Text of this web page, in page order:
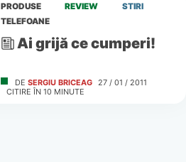
PRODUSE REVIEW
STIRI
TELEFOANE
Ai grijă ce cumperi!
DE SERGIU BRICEAG 27 / 01 / 2011
CITIRE ÎN 10 MINUTE